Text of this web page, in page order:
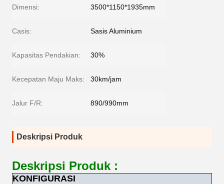
Dimensi: 3500*1150*1935mm
Casis: Sasis Aluminium
Kapasitas Pendakian: 30%
Kecepatan Maju Maks: 30km/jam
Jalur F/R: 890/990mm
Deskripsi Produk
Deskripsi Produk :
KONFIGURASI